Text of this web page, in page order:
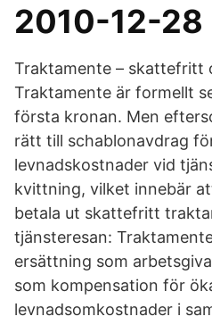
2010-12-28
Traktamente – skattefritt
Traktamente är formellt
första kronan. Men
rätt till schablonavdrag
levnadskostnader vid
kvittning, vilket innebär
betala ut skattefritt
tjänsteresan:
ersättning som
som kompensation för
levnadsomkostnader i